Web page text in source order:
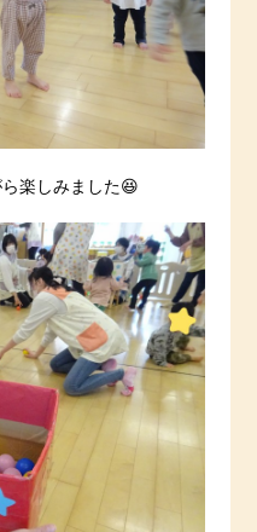
楽しみました😆